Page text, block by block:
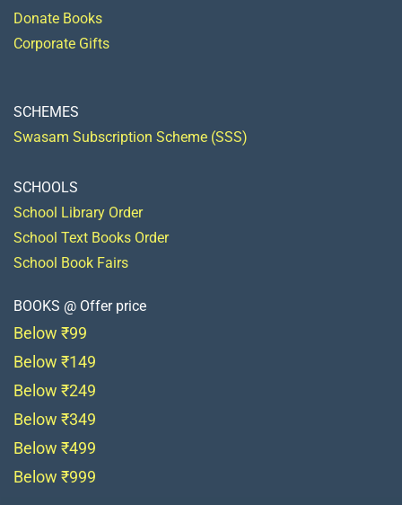
Donate Books
Corporate Gifts
SCHEMES
Swasam Subscription Scheme (SSS)
SCHOOLS
School Library Order
School Text Books Order
School Book Fairs
BOOKS @ Offer price
Below ₹99
Below ₹149
Below ₹249
Below ₹349
Below ₹499
Below ₹999